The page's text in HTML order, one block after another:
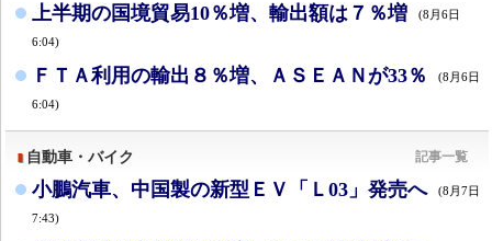
上半期の国境貿易10％増、輸出額は７％増 (8月6日
6:04)
ＦＴＡ利用の輸出８％増、ＡＳＥＡＮが33％ (8月6日
6:04)
自動車・バイク 記事一覧
小鵬汽車、中国製の新型ＥＶ「Ｌ03」発売へ (8月7日
7:43)